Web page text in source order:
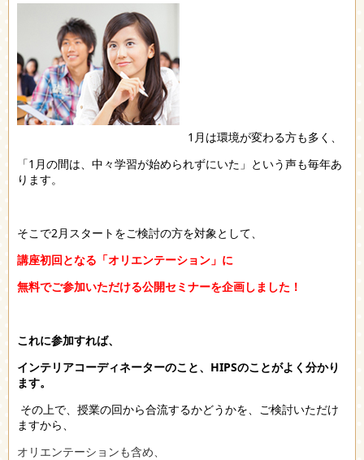
1月は環境が変わる方も多く、
「1月の間は、中々学習が始められずにいた」という声も毎年あ
ります。
そこで2月スタートをご検討の方を対象として、
講座初回となる「オリエンテーション」に
無料でご参加いただける公開セミナーを企画しました！
これに参加すれば、
インテリアコーディネーターのこと、HIPSのことがよく分かり
ます。
その上で、 授業の回から合流するかどうかを、ご検討いただけ
ますから、
オリエンテーションも含め、